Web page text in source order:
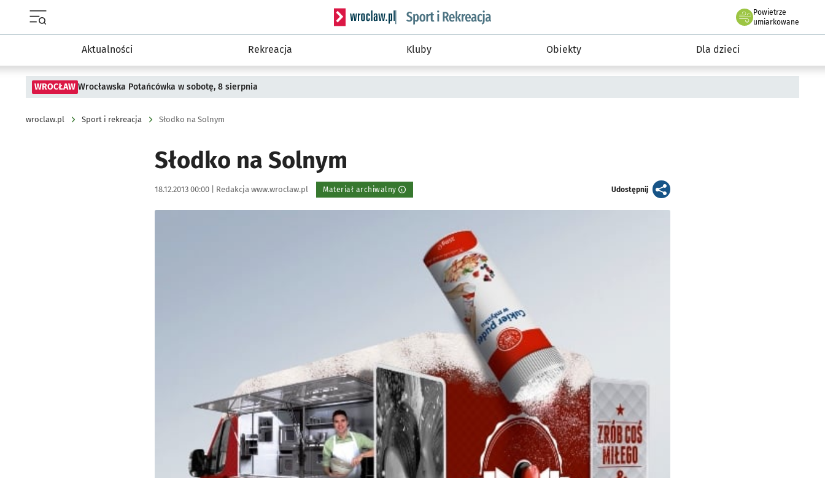
Serwis informacyjny wroclaw.pl podserwis: Sport i rekreacja
Powietrze
we Wrocławiu
umiarkowane
Aktualności Rekreacja Kluby Obiekty Dla dzieci
WROCŁAW Wrocławska Potańcówka w sobotę, 8 sierpnia
wroclaw.pl Sport i rekreacja Słodko na Solnym
Słodko na Solnym
Data publikacji:
18.12.2013 00:00 | Autor:
Redakcja www.wroclaw.pl Materiał archiwalny Udostępnijartykuł